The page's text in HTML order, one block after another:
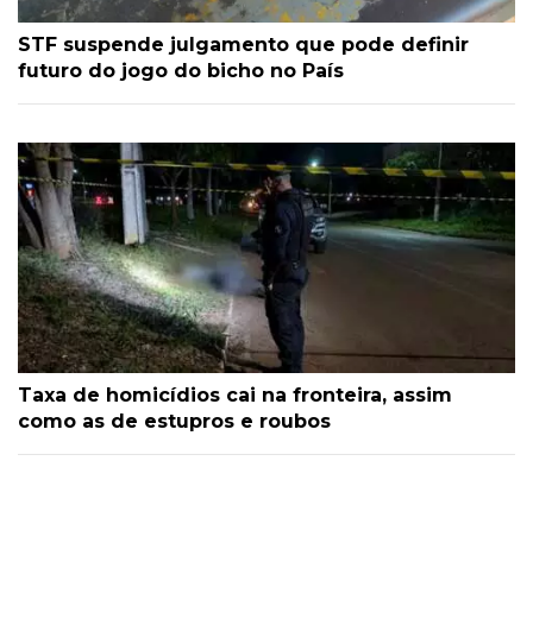
STF suspende julgamento que pode definir
futuro do jogo do bicho no País
Taxa de homicídios cai na fronteira, assim
como as de estupros e roubos